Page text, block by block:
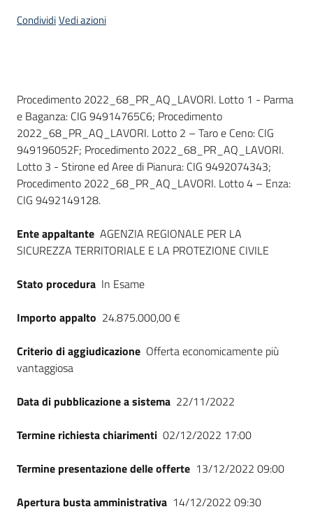
CondividiVedi azioni
Dati del bando
Procedimento 2022_68_PR_AQ_LAVORI. Lotto 1 - Parma
e Baganza: CIG 94914765C6; Procedimento
2022_68_PR_AQ_LAVORI. Lotto 2 – Taro e Ceno: CIG
949196052F; Procedimento 2022_68_PR_AQ_LAVORI.
Lotto 3 - Stirone ed Aree di Pianura: CIG 9492074343;
Procedimento 2022_68_PR_AQ_LAVORI. Lotto 4 – Enza:
CIG 9492149128.
Ente appaltante AGENZIA REGIONALE PER LA
SICUREZZA TERRITORIALE E LA PROTEZIONE CIVILE
Stato procedura In Esame
Importo appalto 24.875.000,00 €
Criterio di aggiudicazione Offerta economicamente più
vantaggiosa
Data di pubblicazione a sistema 22/11/2022
Termine richiesta chiarimenti 02/12/2022 17:00
Termine presentazione delle offerte 13/12/2022 09:00
Apertura busta amministrativa 14/12/2022 09:30